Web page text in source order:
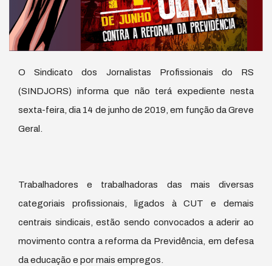
O Sindicato dos Jornalistas Profissionais do RS
(SINDJORS) informa que não terá expediente nesta
sexta-feira, dia 14 de junho de 2019, em função da Greve
Geral.
Trabalhadores e trabalhadoras das mais diversas
categoriais profissionais, ligados à CUT e demais
centrais sindicais, estão sendo convocados a aderir ao
movimento contra a reforma da Previdência, em defesa
da educação e por mais empregos.